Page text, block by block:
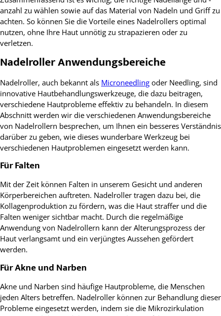
anzahl zu wählen sowie auf das Material von Nadeln und Griff zu
achten. So können Sie die Vorteile eines Nadelrollers optimal
nutzen, ohne Ihre Haut unnötig zu strapazieren oder zu
verletzen.
Nadelroller Anwendungsbereiche
Nadelroller, auch bekannt als Microneedling oder Needling, sind
innovative Hautbehandlungswerkzeuge, die dazu beitragen,
verschiedene Hautprobleme effektiv zu behandeln. In diesem
Abschnitt werden wir die verschiedenen Anwendungsbereiche
von Nadelrollern besprechen, um Ihnen ein besseres Verständnis
darüber zu geben, wie dieses wunderbare Werkzeug bei
verschiedenen Hautproblemen eingesetzt werden kann.
Für Falten
Mit der Zeit können Falten in unserem Gesicht und anderen
Körperbereichen auftreten. Nadelroller tragen dazu bei, die
Kollagenproduktion zu fördern, was die Haut straffer und die
Falten weniger sichtbar macht. Durch die regelmäßige
Anwendung von Nadelrollern kann der Alterungsprozess der
Haut verlangsamt und ein verjüngtes Aussehen gefördert
werden.
Für Akne und Narben
Akne und Narben sind häufige Hautprobleme, die Menschen
jeden Alters betreffen. Nadelroller können zur Behandlung dieser
Probleme eingesetzt werden, indem sie die Mikrozirkulation